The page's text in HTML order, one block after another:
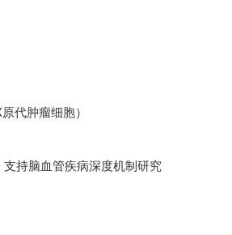
代肿瘤细胞）
持脑血管疾病深度机制研究